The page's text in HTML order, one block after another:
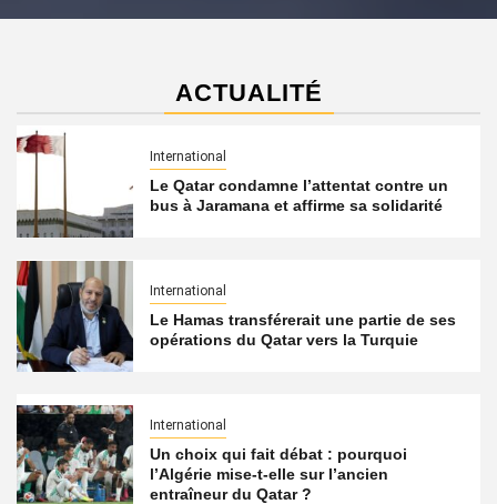
ACTUALITÉ
International
Le Qatar condamne l’attentat contre un
bus à Jaramana et affirme sa solidarité
International
Le Hamas transférerait une partie de ses
opérations du Qatar vers la Turquie
International
Un choix qui fait débat : pourquoi
l’Algérie mise-t-elle sur l’ancien
entraîneur du Qatar ?